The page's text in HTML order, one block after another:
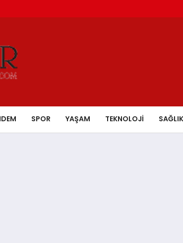
SPOR YAŞAM TEKNOLOJİ SAĞLIK